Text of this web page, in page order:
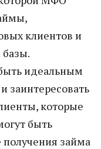
клиентов и
идеальным
заинтересовать
которые
быть
займа